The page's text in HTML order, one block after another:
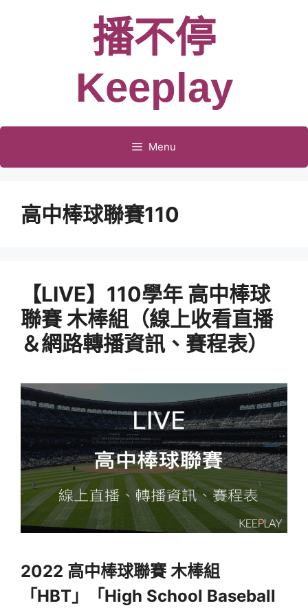
播不停
Keeplay
Menu
高中棒球聯賽110
【LIVE】110學年 高中棒球
聯賽 木棒組（線上收看直播
＆網路轉播資訊、賽程表）
2022 高中棒球聯賽 木棒組
「HBT」「High School Baseball